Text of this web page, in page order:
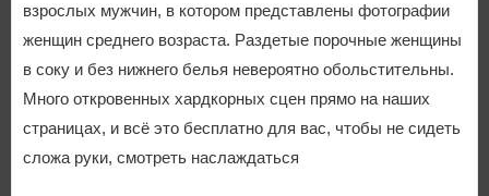
взрослых мужчин, в котором представлены фотографии
женщин среднего возраста. Раздетые порочные женщины
в соку и без нижнего белья невероятно обольстительны.
Много откровенных хардкорных сцен прямо на наших
страницах, и всё это бесплатно для вас, чтобы не сидеть
сложа руки, смотреть наслаждаться